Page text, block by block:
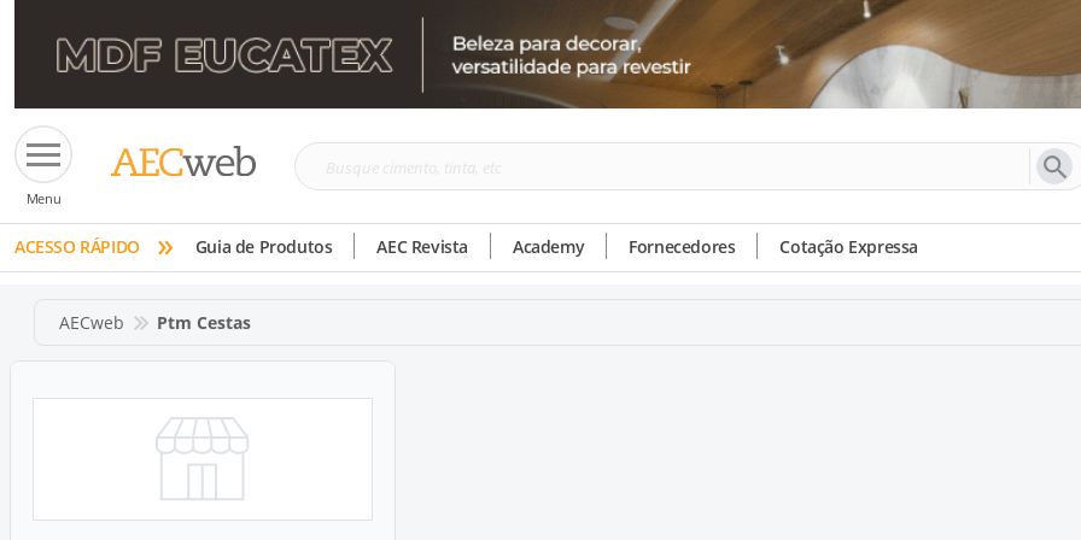
Menu
Busque
tinta,
etc
ACESSO RÁPIDO » Guia de Produtos AEC Revista Academy Fornecedores Cotação Expressa
AECweb Ptm Cestas